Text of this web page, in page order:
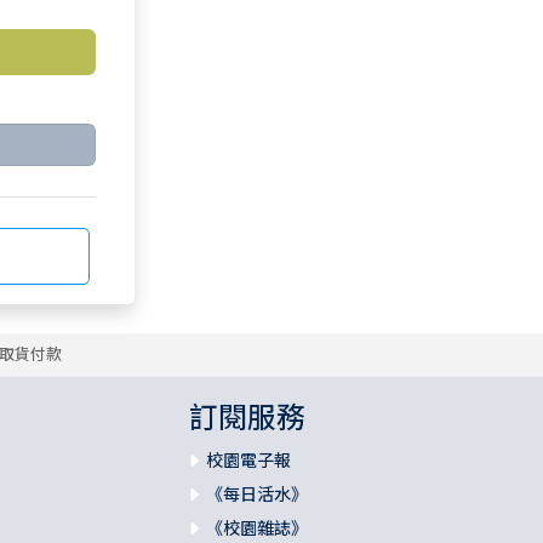
貨付款
訂閱服務
校園電子報
《每日活水》
《校園雜誌》